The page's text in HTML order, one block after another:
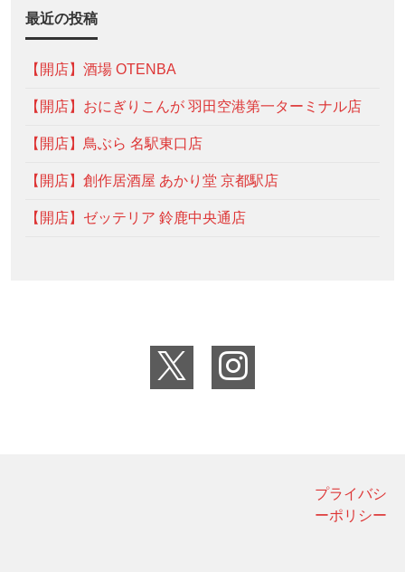
最近の投稿
【開店】酒場 OTENBA
【開店】おにぎりこんが 羽田空港第一ターミナル店
【開店】鳥ぶら 名駅東口店
【開店】創作居酒屋 あかり堂 京都駅店
【開店】ゼッテリア 鈴鹿中央通店
プライバシ
ーポリシー